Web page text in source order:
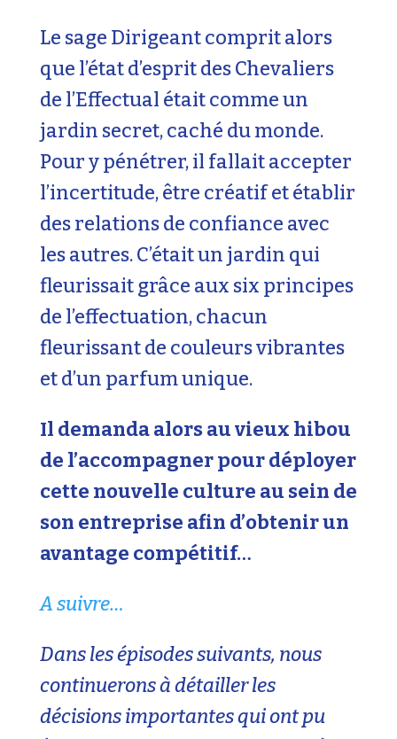
Le sage Dirigeant comprit alors
que l’état d’esprit des Chevaliers
de l’Effectual était comme un
jardin secret, caché du monde.
Pour y pénétrer, il fallait accepter
l’incertitude, être créatif et établir
des relations de confiance avec
les autres. C’était un jardin qui
fleurissait grâce aux six principes
de l’effectuation, chacun
fleurissant de couleurs vibrantes
et d’un parfum unique.
Il demanda alors au vieux hibou
de l’accompagner pour déployer
cette nouvelle culture au sein de
son entreprise afin d’obtenir un
avantage compétitif…
A suivre…
Dans les épisodes suivants, nous
continuerons à détailler les
décisions importantes qui ont pu